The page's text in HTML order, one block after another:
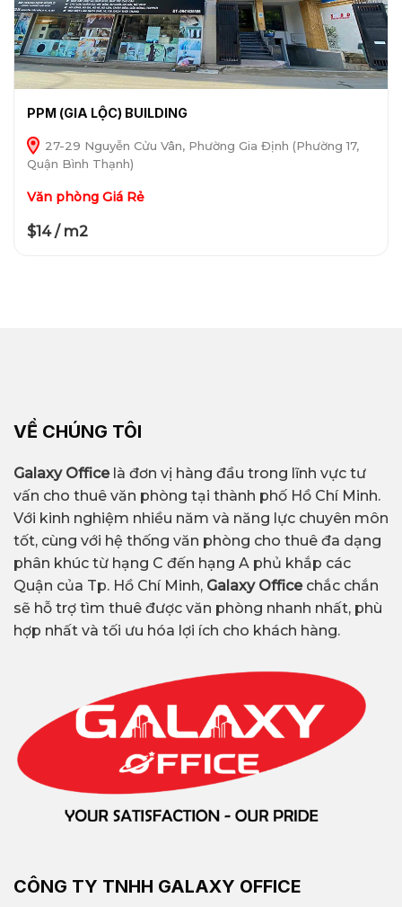
PPM (GIA LỘC) BUILDING
27-29 Nguyễn Cửu Vân, Phường Gia Định (Phường 17,
Quận Bình Thạnh)
Văn phòng Giá Rẻ
$14 / m2
VỀ CHÚNG TÔI
Galaxy Officelà đơn vị hàng đầu trong lĩnh vực tư
vấn cho thuê văn phòng tại thành phố Hồ Chí Minh.
Với kinh nghiệm nhiều năm và năng lực chuyên môn
tốt, cùng với hệ thống văn phòng cho thuê đa dạng
phân khúc từ hạng C đến hạng A phủ khắp các
Quận của Tp. Hồ Chí Minh, Galaxy Office chắc chắn
sẽ hỗ trợ tìm thuê được văn phòng nhanh nhất, phù
hợp nhất và tối ưu hóa lợi ích cho khách hàng.
CÔNG TY TNHH GALAXY OFFICE